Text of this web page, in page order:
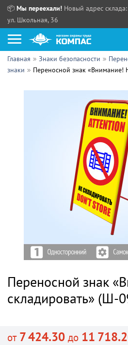
📦 Мы переехали! Новый адрес
ул. Школьная, 36
Как купить?
Выдача продукции:
Главная Знаки безопасности
знаки
Переносной знак «Внимание!
Переносной знак
складировать» (Ш-
от7 424.30 до 11